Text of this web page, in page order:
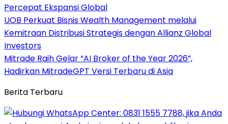
Percepat Ekspansi Global
UOB Perkuat Bisnis Wealth Management melalui
Kemitraan Distribusi Strategis dengan Allianz Global
Investors
Mitrade Raih Gelar “AI Broker of the Year 2026”,
Hadirkan MitradeGPT Versi Terbaru di Asia
Berita Terbaru